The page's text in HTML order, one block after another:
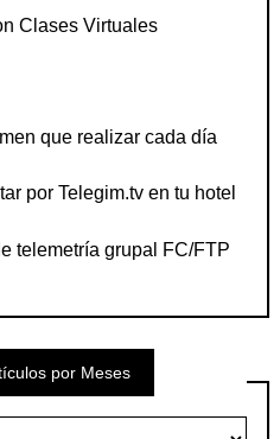
Clases Virtuales
que realizar cada día
por Telegim.tv en tu hotel
telemetría grupal FC/FTP
por Meses